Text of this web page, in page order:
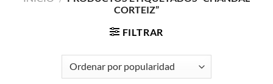
CORTEIZ”
FILTRAR